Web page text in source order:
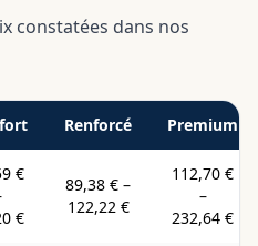
constatées dans nos
Renforcé Premium
€
€
89,38 € –
122,22 €
112,70 €
–
232,64 €